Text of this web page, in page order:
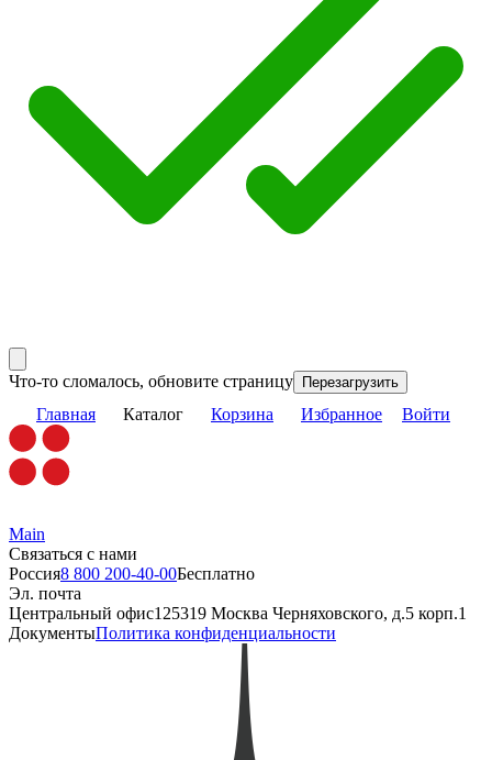
Что-то сломалось, обновите страницу Перезагрузить
Главная Каталог Корзина Избранное Войти
Main
Связаться с нами
Россия8 800 200-40-00Бесплатно
Эл. почта
Центральный офис125319 Москва Черняховского, д.5 корп.1
ДокументыПолитика конфиденциальности